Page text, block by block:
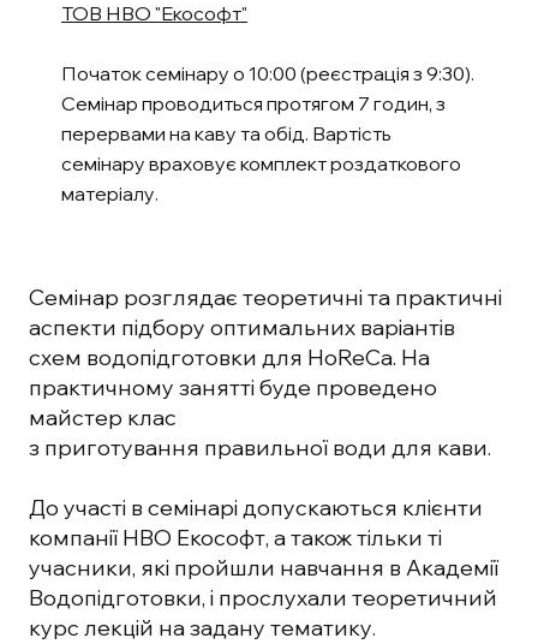
ТОВ НВО "Екософт"
Початок семінару о 10:00 (реєстрація з 9:30).
Семінар проводиться протягом 7 годин, з
перервами на каву та обід. Вартість
семінару враховує комплект роздаткового
матеріалу.
Семінар розглядає теоретичні та практичні
аспекти підбору оптимальних варіантів
схем водопідготовки для НоReCa. На
практичному занятті буде проведено
майстер клас
з приготування правильної води для кави.
До участі в семінарі допускаються клієнти
компанії НВО Екософт, а також тільки ті
учасники, які пройшли навчання в Академії
Водопідготовки, і прослухали теоретичний
курс лекцій на задану тематику.